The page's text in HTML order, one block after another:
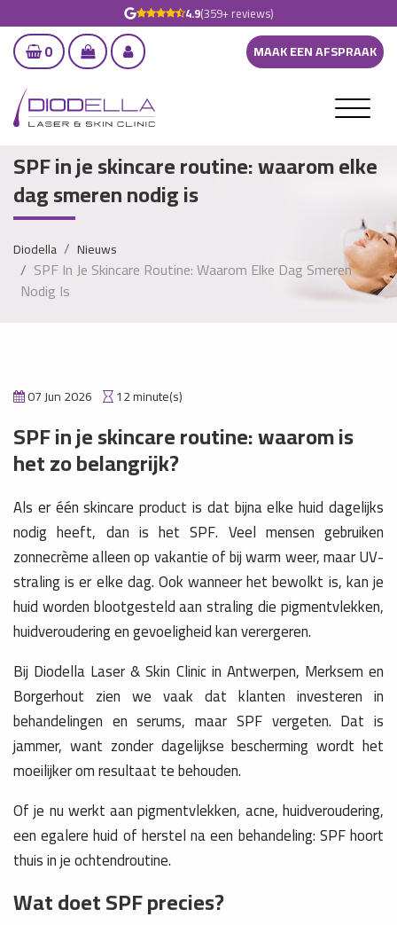
4.9(359+ reviews)
0 MAAK EEN AFSPRAAK
SPF in je skincare routine: waarom elke
dag smeren nodig is
Diodella Nieuws
SPF In Je Skincare Routine: Waarom Elke Dag Smeren
Nodig Is
07 Jun 2026 12 minute(s)
SPF in je skincare routine: waarom is
het zo belangrijk?
Als er één skincare product is dat bijna elke huid dagelijks
nodig heeft, dan is het SPF. Veel mensen gebruiken
zonnecrème alleen op vakantie of bij warm weer, maar UV-
straling is er elke dag. Ook wanneer het bewolkt is, kan je
huid worden blootgesteld aan straling die pigmentvlekken,
huidveroudering en gevoeligheid kan verergeren.
Bij Diodella Laser & Skin Clinic in Antwerpen, Merksem en
Borgerhout zien we vaak dat klanten investeren in
behandelingen en serums, maar SPF vergeten. Dat is
jammer, want zonder dagelijkse bescherming wordt het
moeilijker om resultaat te behouden.
Of je nu werkt aan pigmentvlekken, acne, huidveroudering,
een egalere huid of herstel na een behandeling: SPF hoort
thuis in je ochtendroutine.
Wat doet SPF precies?